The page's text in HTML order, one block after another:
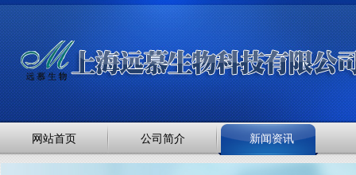
网站首页 公司简介 新闻资讯